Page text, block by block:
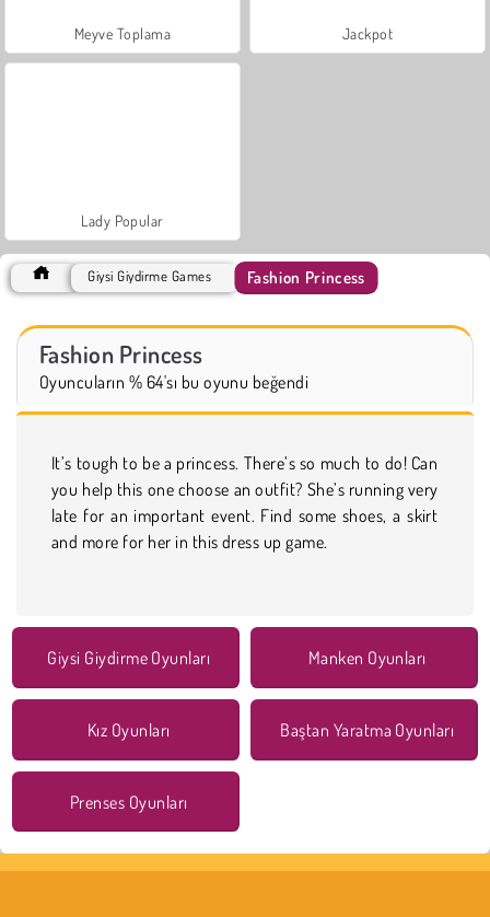
Meyve Toplama Jackpot
Lady Popular
Giysi Giydirme Games Fashion Princess
Fashion Princess
Oyuncuların % 64'sı bu oyunu beğendi
It’s tough to be a princess. There’s so much to do! Can
you help this one choose an outfit? She’s running very
late for an important event. Find some shoes, a skirt
and more for her in this dress up game.
Giysi Giydirme Oyunları Manken Oyunları
Kız Oyunları Baştan Yaratma Oyunları
Prenses Oyunları